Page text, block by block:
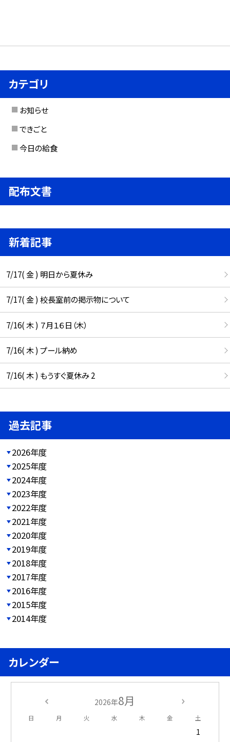
カテゴリ
お知らせ
できごと
今日の給食
配布文書
新着記事
7/17( 金 ) 明日から夏休み
7/17( 金 ) 校長室前の掲示物について
7/16( 木 ) ７月１６日（木）
7/16( 木 ) プール納め
7/16( 木 ) もうすぐ夏休み 2
過去記事
2026年度
2025年度
2024年度
2023年度
2022年度
2021年度
2020年度
2019年度
2018年度
2017年度
2016年度
2015年度
2014年度
カレンダー
2026年8月
日 月 火 水 木 金 土
1